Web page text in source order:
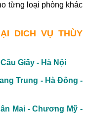
từng loại phòng khác
DICH VỤ THÙY
Giấy - Hà Nội
Trung - Hà Đông -
Mai - Chương Mỹ -